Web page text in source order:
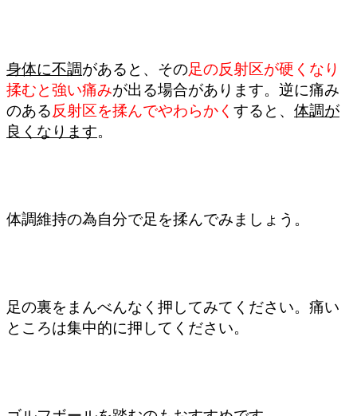
身体に不調があると、その足の反射区が硬くなり
揉むと強い痛みが出る場合があります。逆に痛み
のある反射区を揉んでやわらかく すると 、 体調が
良くなります。
体調維持の為自分で足を揉んでみましょう。
足の裏をまんべんなく押してみてください。痛い
ところは集中的に押してください。